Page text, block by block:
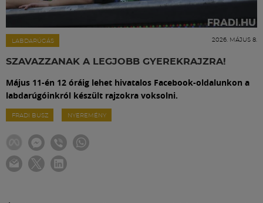
LABDARÚGÁS 2026. MÁJUS 8.
SZAVAZZANAK A LEGJOBB GYEREKRAJZRA!
Május 11-én 12 óráig lehet hivatalos Facebook-oldalunkon a
labdarúgóinkról készült rajzokra voksolni.
FRADI BUSZ NYEREMÉNY
Hírek
Labdarúgás
Szakosztályok
Meccscenter
Klub